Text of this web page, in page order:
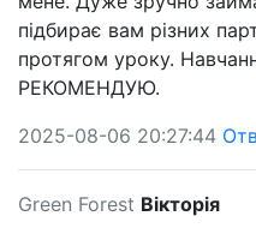
підбирає вам різних
протягом уроку.
РЕКОМЕНДУЮ.
2025-08-06 20:27:44
Green Forest Вікторія